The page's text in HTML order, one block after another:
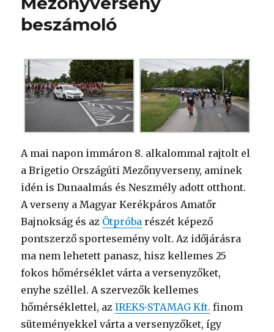
beszámoló
A mai napon immáron 8. alkalommal rajtolt el
a Brigetio Országúti Mezőnyverseny, aminek
idén is Dunaalmás és Neszmély adott otthont.
A verseny a Magyar Kerékpáros Amatőr
Bajnokság és az Ötpróba részét képező
pontszerző sportesemény volt. Az időjárásra
ma nem lehetett panasz, hisz kellemes 25
fokos hőmérséklet várta a versenyzőket,
enyhe széllel. A szervezők kellemes
hőmérséklettel, azIREKS-STAMAG Kft. finom
süteményekkel várta a versenyzőket, így